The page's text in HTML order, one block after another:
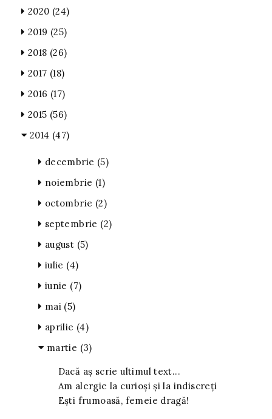
2020 (24)
2019 (25)
2018 (26)
2017 (18)
2016 (17)
2015 (56)
2014 (47)
decembrie (5)
noiembrie (1)
octombrie (2)
septembrie (2)
august (5)
iulie (4)
iunie (7)
mai (5)
aprilie (4)
martie (3)
Dacă aș scrie ultimul text...
Am alergie la curioși și la indiscreți
Ești frumoasă, femeie dragă!